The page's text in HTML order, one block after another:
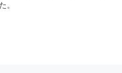
。